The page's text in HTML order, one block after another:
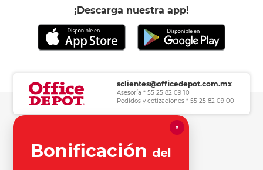
¡Descarga nuestra app!
sclientes@officedepot.com.mx
Asesoría * 55 25 82 09 10
Pedidos y cotizaciones * 55 25 82 09 00
Herramientas de consulta
×
Bonificación del